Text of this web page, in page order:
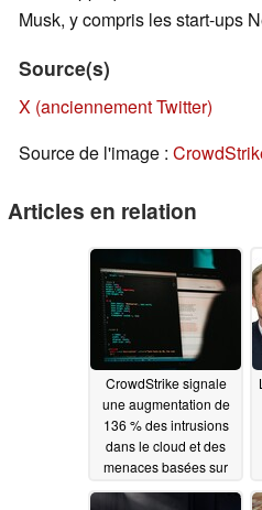
Musk, y compris les start-ups
Source(s)
X (anciennement Twitter)
Source de l'image :
Articles en relation
CrowdStrike signale
une augmentation de
136 % des intrusions
dans le cloud et des
menaces basées sur
l'IA08/05/2025